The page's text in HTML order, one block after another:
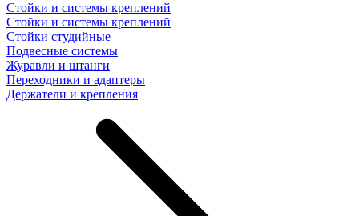
Стойки и системы креплений
Стойки и системы креплений
Стойки студийные
Подвесные системы
Журавли и штанги
Переходники и адаптеры
Держатели и крепления